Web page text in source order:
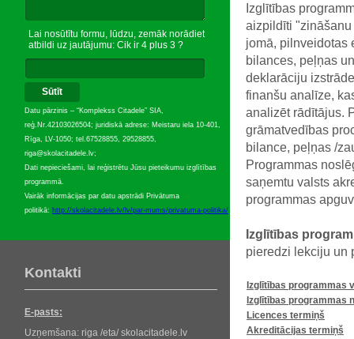
Lai nosūtītu formu, lūdzu, zemāk norādiet
atbildi uz jautājumu: Cik ir 4 plus 3 ?
Sūtīt
Datu pārzinis – “Komplekss Citadele” SIA,
reģ.Nr.42103026504; juridiskā adrese: Meistaru iela 10-401,
Rīga, LV-1050; tel.67528855, 29528855,
riga@skolacitadele.lv;
Dati nepieciešami, lai reģistrētu Jūsu pieteikumu izglītības
programmā.
Vairāk informācijas par datu apstrādi Privātuma
politikā: http://skolacitadele.lv/lv/par-mums/privatuma-politika/
Kontakti
E-pasts:
Uzņemšana: riga /eta/ skolacitadele.lv
Izglītības
aizpildīti
jomā, pilnveidotas
bilances, peļņas
deklarāciju
finanšu analīze,
analizēt rādītājus.
grāmatvedības
bilance, peļņas /
Programmas
saņemtu valsts
programmas
Izglītības
pieredzi lekciju un
Izglītības programmas
Izglītības programmas
Licences termiņš
Akreditācijas termiņš